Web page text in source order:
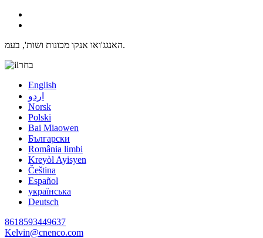
האנגג'ואו אנקו מכונות ושות', בעמ.
בחר
English
اردو
Norsk
Polski
Bai Miaowen
Български
România limbi
Kreyòl Ayisyen
Čeština
Español
українська
Deutsch
8618593449637
Kelvin@cnenco.com